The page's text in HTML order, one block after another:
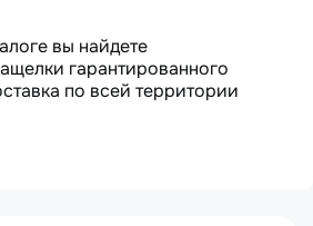
вы найдете
гарантированного
по всей территории